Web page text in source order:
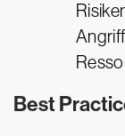
Best